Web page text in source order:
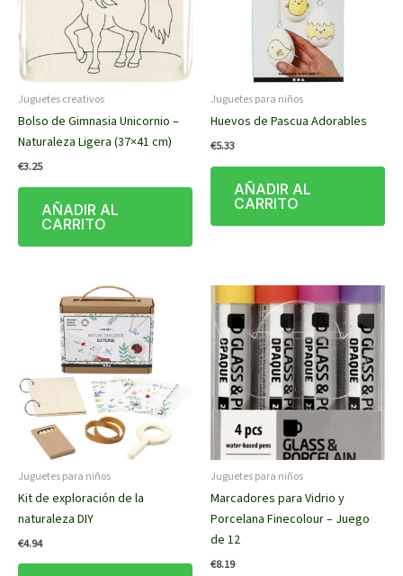
Juguetes creativos
Bolso de Gimnasia Unicornio –
Naturaleza Ligera (37×41 cm)
€3.25
AÑADIR AL
CARRITO
Juguetes para niños
Huevos de Pascua Adorables
€5.33
AÑADIR AL
CARRITO
Juguetes para niños
Kit de exploración de la
naturaleza DIY
€4.94
Juguetes para niños
Marcadores para Vidrio y
Porcelana Finecolour – Juego
de 12
€8.19